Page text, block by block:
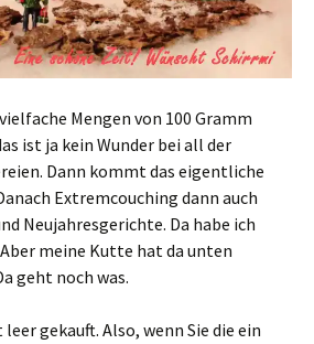
Mengen von 100 Gramm
ist ja kein Wunder bei all der
Dann kommt das eigentliche
Extremcouching dann auch
Neujahresgerichte. Da habe ich
meine Kutte hat da unten
geht noch was.
gekauft. Also, wenn Sie die ein